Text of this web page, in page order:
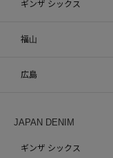
ギンザ シックス
福山
広島
JAPAN DENIM
ギンザ シックス